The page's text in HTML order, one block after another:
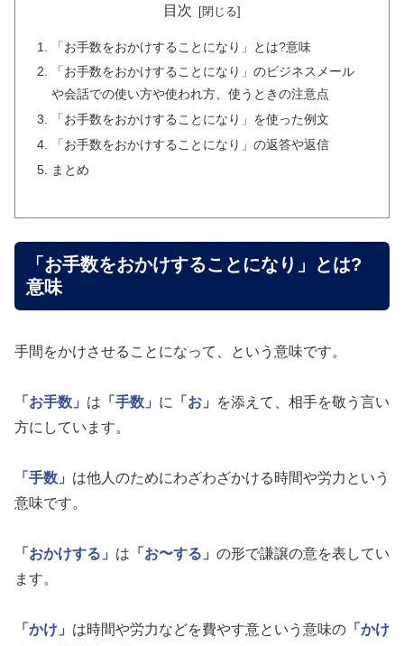
目次
「お手数をおかけすることになり」とは?意味
「お手数をおかけすることになり」のビジネスメール
や会話での使い方や使われ方、使うときの注意点
「お手数をおかけすることになり」を使った例文
「お手数をおかけすることになり」の返答や返信
まとめ
「お手数をおかけすることになり」とは?
意味
手間をかけさせることになって、という意味です。
「お手数」 は 「手数」 に 「お」
を添えて、相手を敬う言い
方にしています。
「手数」 は他人のためにわざわざかける時間や労力という
意味です。
「おかけする」 は 「お〜する」 の形で謙譲の意を表してい
ます。
「かけ」 は時間や労力などを費やす意という意味の 「かけ